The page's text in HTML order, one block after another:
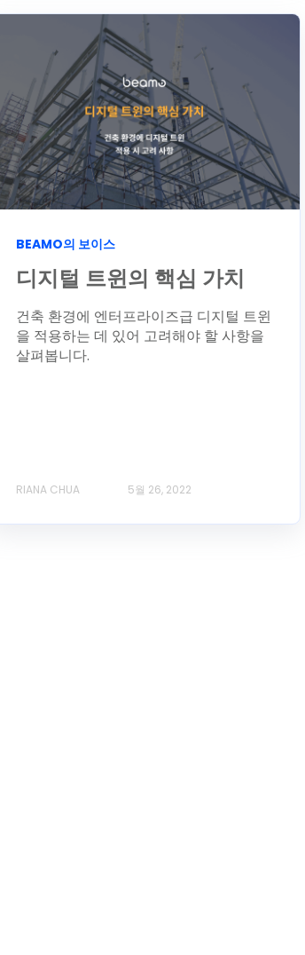
BEAMO의 보이스
디지털 트윈의 핵심 가치
건축 환경에 엔터프라이즈급 디지털 트윈
을 적용하는 데 있어 고려해야 할 사항을
살펴봅니다.
RIANA CHUA 5월 26, 2022